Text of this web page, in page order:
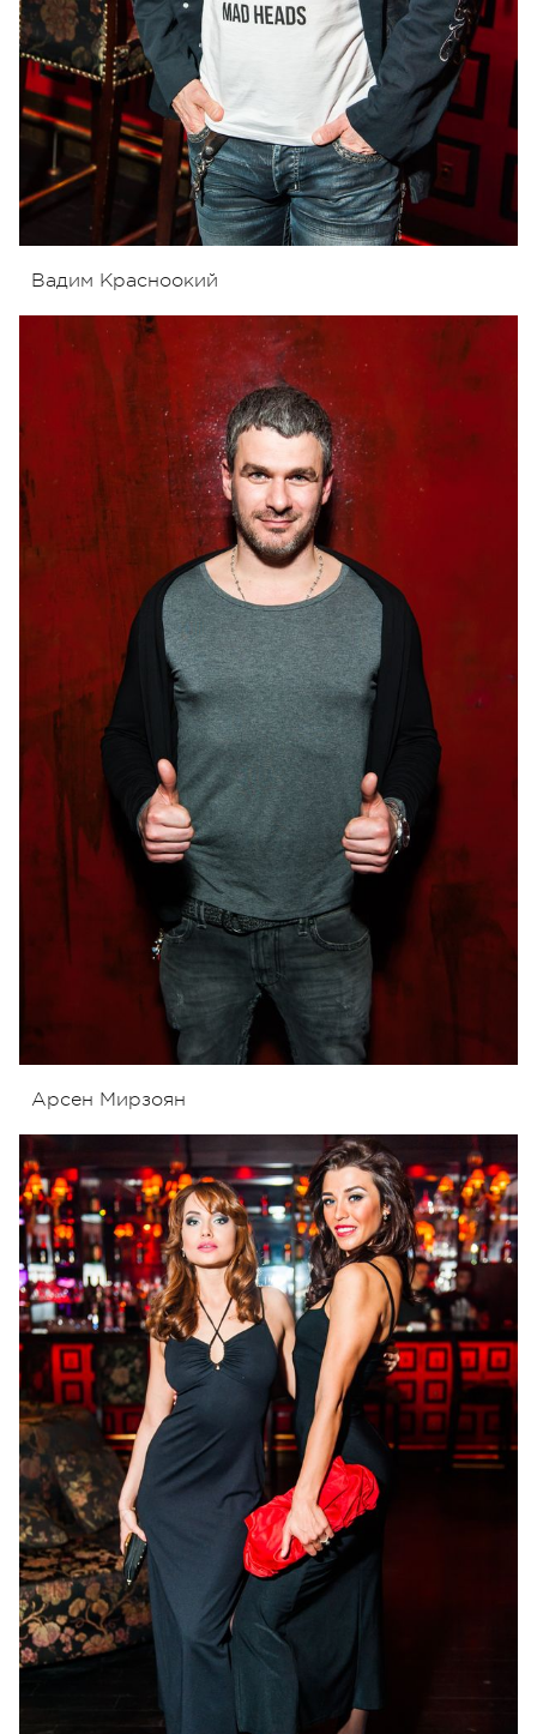
Вадим Красноокий
Арсен Мирзоян